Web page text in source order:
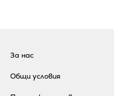
За нас
Общи условия